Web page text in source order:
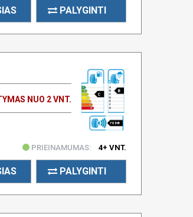
PALYGINTI
NUO 2 VNT.
C
B
70 DB
PRIEINAMUMAS: 4+ VNT.
PALYGINTI